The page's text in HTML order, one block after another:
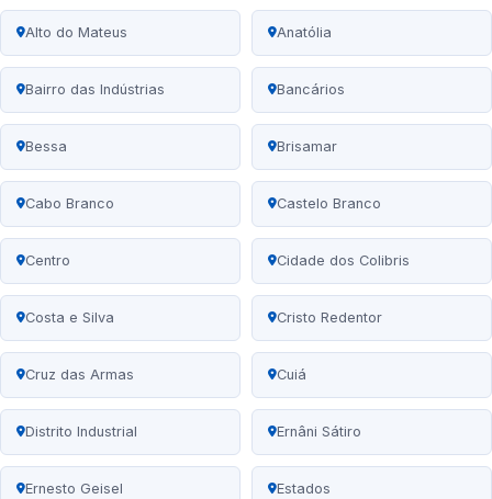
Alto do Mateus Anatólia
Bairro das Indústrias Bancários
Bessa Brisamar
Cabo Branco Castelo Branco
Centro Cidade dos Colibris
Costa e Silva Cristo Redentor
Cruz das Armas Cuiá
Distrito Industrial Ernâni Sátiro
Ernesto Geisel Estados